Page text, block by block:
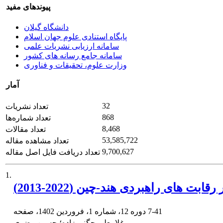
پیوندهای مفید
دانشگاه گیلان
پایگاه استنادی علوم جهان اسلام
سامانه ارزیابی نشریات علمی
سامانه جامع رسانه های کشور
وزارت علوم، تحقیقات و فناوری
آمار
تعداد نشریات
32
تعداد شماره‌ها
868
تعداد مقالات
8,468
تعداد مشاهده مقاله
53,585,722
تعداد دریافت فایل اصل مقاله 9,700,627
1.
های راهبردی هند-چین (2022-2013)
7-41